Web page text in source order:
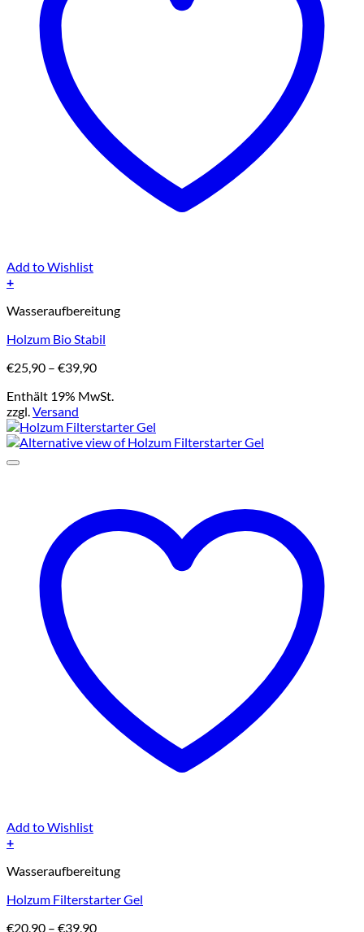
Add to Wishlist
+
Produkt
mehrere
auf.
Die
Optionen
können
auf
der
Produktseite
Wasseraufbereitung
Holzum Bio Stabil
€25,90 – €39,90Preisspanne:
bis
Enthält 19% MwSt.
zzgl.Versand
Add to Wishlist
+
Produkt
mehrere
Wasseraufbereitung
Holzum Filterstarter Gel
€20,90 – €39,90Preisspanne: